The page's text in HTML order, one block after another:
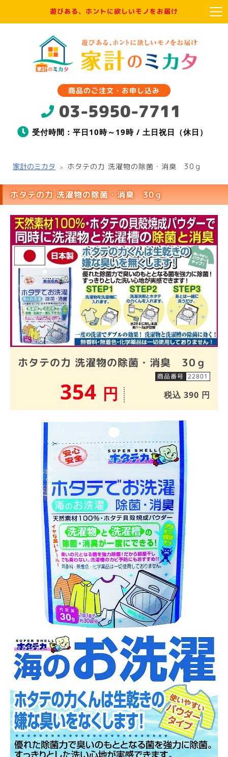
遊びある、ホントに欲しいモノをお届け
商品のご注文・お申し込み
03-5950-7711
受付時間：平日10時～19時 / 土日祝日（休日）
家計のミカタ > ホタテの力 洗濯物の除菌・消臭 30ｇ
ホタテの力 洗濯物の除菌・消臭 30ｇ
ホタテの力 洗濯物の除菌・消臭 30ｇ
商品番号 22801
354 円 税込390 円